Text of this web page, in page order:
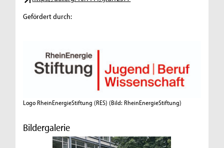
Gefördert durch:
Logo RheinEnergieStiftung (RES) (Bild: RheinEnergieStiftung)
Bildergalerie